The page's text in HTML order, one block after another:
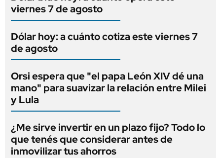
viernes 7 de agosto
Dólar hoy: a cuánto cotiza este viernes 7
de agosto
Orsi espera que "el papa León XIV dé una
mano" para suavizar la relación entre Milei
y Lula
¿Me sirve invertir en un plazo fijo? Todo lo
que tenés que considerar antes de
inmovilizar tus ahorros